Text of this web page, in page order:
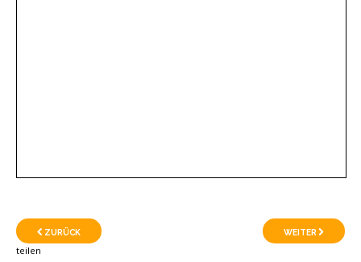
ZURÜCK WEITER
teilen